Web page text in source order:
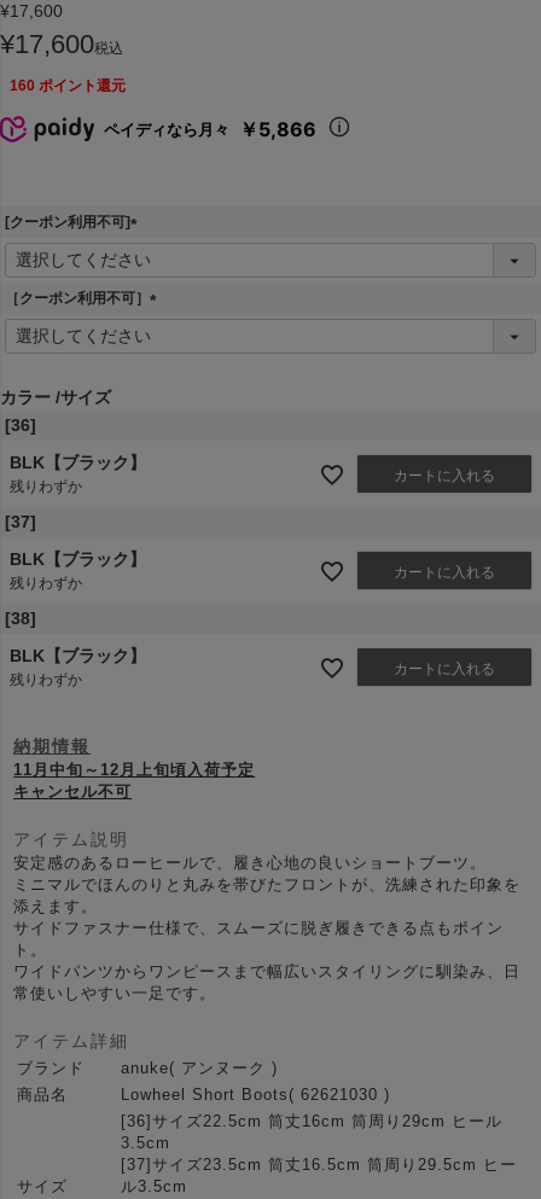
¥17,600
¥17,600税込
160 ポイント還元
ペイディなら月々 ￥5,866
[クーポン利用不可]
(
必
須
［クーポン利用不可］
(
カラー サイズ
[36]
BLK【ブラック】
残りわずか
カートに入れる
[37]
BLK【ブラック】
残りわずか
カートに入れる
[38]
BLK【ブラック】
残りわずか
カートに入れる
納期情報
11月中旬～12月上旬頃入荷予定
キャンセル不可
アイテム説明
安定感のあるローヒールで、履き心地の良いショートブーツ。
ミニマルでほんのりと丸みを帯びたフロントが、洗練された印象を
添えます。
サイドファスナー仕様で、スムーズに脱ぎ履きできる点もポイン
ト。
ワイドパンツからワンピースまで幅広いスタイリングに馴染み、日
常使いしやすい一足です。
アイテム詳細
ブランド
anuke( アンヌーク )
商品名
Lowheel Short Boots( 62621030 )
サイズ
[36]サイズ22.5cm 筒丈16cm 筒周り29cm ヒール
3.5cm
[37]サイズ23.5cm 筒丈16.5cm 筒周り29.5cm ヒー
ル3.5cm